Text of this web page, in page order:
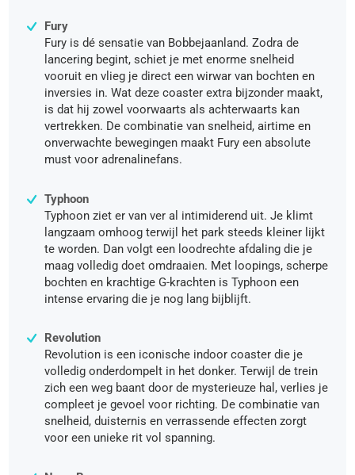
Fury
Fury is dé sensatie van Bobbejaanland. Zodra de
lancering begint, schiet je met enorme snelheid
vooruit en vlieg je direct een wirwar van bochten en
inversies in. Wat deze coaster extra bijzonder maakt,
is dat hij zowel voorwaarts als achterwaarts kan
vertrekken. De combinatie van snelheid, airtime en
onverwachte bewegingen maakt Fury een absolute
must voor adrenalinefans.
Typhoon
Typhoon ziet er van ver al intimiderend uit. Je klimt
langzaam omhoog terwijl het park steeds kleiner lijkt
te worden. Dan volgt een loodrechte afdaling die je
maag volledig doet omdraaien. Met loopings, scherpe
bochten en krachtige G-krachten is Typhoon een
intense ervaring die je nog lang bijblijft.
Revolution
Revolution is een iconische indoor coaster die je
volledig onderdompelt in het donker. Terwijl de trein
zich een weg baant door de mysterieuze hal, verlies je
compleet je gevoel voor richting. De combinatie van
snelheid, duisternis en verrassende effecten zorgt
voor een unieke rit vol spanning.